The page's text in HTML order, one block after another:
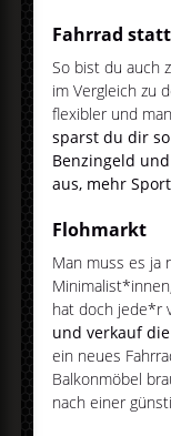
Fahrrad
So bist du auch
im Vergleich zu
flexibler und
sparst du dir
Benzingeld
aus, mehr
Flohmarkt
Man muss es ja
hat doch jede*r
und verkauf
ein neues
Balkonmöbel
nach einer